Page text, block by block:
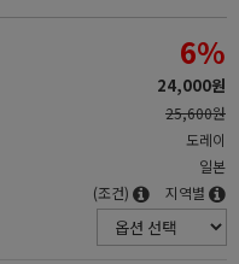
6%
24,000원
25,600원
도레이
일본
(조건) 지역별